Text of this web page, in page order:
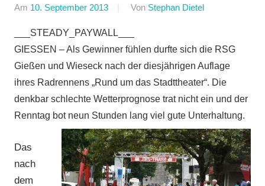
Am 10. September 2013 Von Stephan Dietel
Bieber,
RSC
Grünberg
RSG
Gießen
und
Wieseck,
Rundstrecke
RV
___STEADY_PAYWALL___
GIESSEN – Als Gewinner fühlen durfte sich die RSG
Gießen und Wieseck nach der diesjährigen Auflage
ihres Radrennens „Rund um das Stadttheater“. Die
denkbar schlechte Wetterprognose trat nicht ein und der
Renntag bot neun Stunden lang viel gute Unterhaltung.
Das
nach
dem